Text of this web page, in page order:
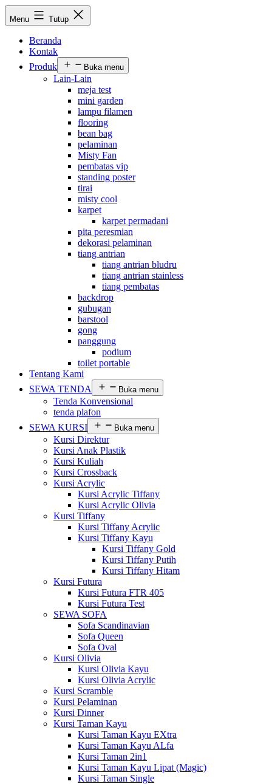
Menu Tutup
Beranda
Kontak
Produk
Buka menu
Lain-Lain
meja test
mini garden
lampu filamen
flooring
bean bag
pelaminan
Misty Fan
pembatas vip
standing poster
tirai
misty cool
karpet
karpet permadani
pita peresmian
dekorasi pelaminan
tiang antrian
tiang antrian bludru
tiang antrian stainless
tiang pembatas
backdrop
gubugan
barstool
gong
panggung
podium
toilet portable
Tentang Kami
SEWA TENDA
Buka menu
Tenda Konvensional
tenda plafon
SEWA KURSI
Buka menu
Kursi Direktur
Kursi Anak Plastik
Kursi Kuliah
Kursi Crossback
Kursi Acrylic
Kursi Acrylic Tiffany
Kursi Acrylic Olivia
Kursi Tiffany
Kursi Tiffany Acrylic
Kursi Tiffany Kayu
Kursi Tiffany Gold
Kursi Tiffany Putih
Kursi Tiffany Hitam
Kursi Futura
Kursi Futura FTR 405
Kursi Futura Test
SEWA SOFA
Sofa Scandinavian
Sofa Queen
Sofa Oval
Kursi Olivia
Kursi Olivia Kayu
Kursi Olivia Acrylic
Kursi Scramble
Kursi Pelaminan
Kursi Dinner
Kursi Taman Kayu
Kursi Taman Kayu EXtra
Kursi Taman Kayu ALfa
Kursi Taman 2in1
Kursi Taman Kayu Lipat (Magic)
Kursi Taman Single